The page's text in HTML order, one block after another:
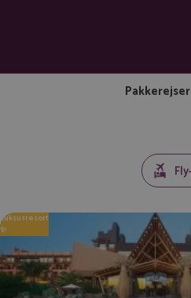
Pakkerejser
Luksusresort
✨